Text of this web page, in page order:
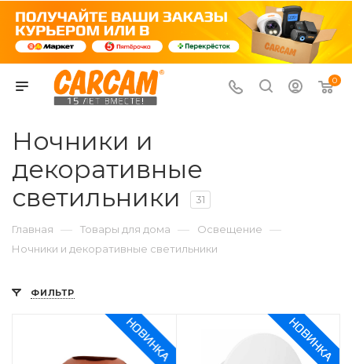
0
Ночники и
декоративные
светильники
31
Главная — Товары для дома — Освещение —
Ночники и декоративные светильники
ФИЛЬТР